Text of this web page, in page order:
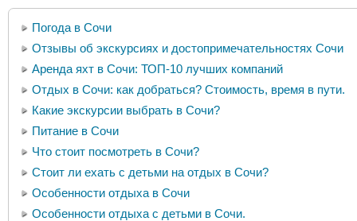
Погода в Сочи
Отзывы об экскурсиях и достопримечательностях Сочи
Аренда яхт в Сочи: ТОП-10 лучших компаний
Отдых в Сочи: как добраться? Стоимость, время в пути.
Какие экскурсии выбрать в Сочи?
Питание в Сочи
Что стоит посмотреть в Сочи?
Стоит ли ехать с детьми на отдых в Сочи?
Особенности отдыха в Сочи
Особенности отдыха с детьми в Сочи.